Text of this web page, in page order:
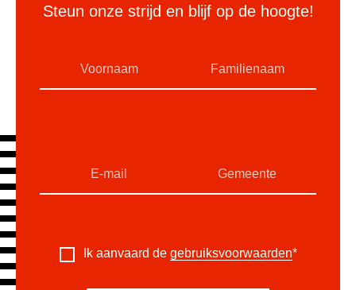
Steun onze strijd en blijf op de hoogte!
Ik aanvaard de gebruiksvoorwaarden*